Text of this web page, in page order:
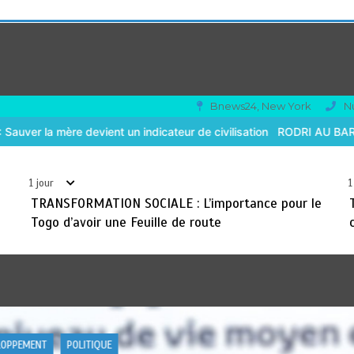
Bnews24, New York
de civilisation RODRI AU BARÇA PLUTOT QU’AU REAL
1 jour
TRANSFORMATION SOCIALE : L’importance pour le
Togo d’avoir une Feuille de route